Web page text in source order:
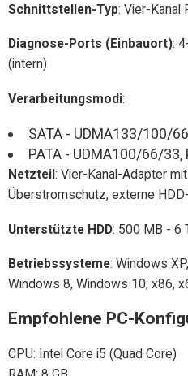
Schnittstellen-Typ: Vier-Kanal
Diagnose-Ports (Einbauort):
(intern)
Verarbeitungsmodi:
SATA - UDMA133/100/
PATA - UDMA100/66/
Netzteil: Vier-Kanal-Adapter
Überstromschutz, externe
Unterstützte HDD: 500 MB - 6
Betriebssysteme: Windows
Windows 8, Windows 10; х86,
Empfohlene PC-
CPU: Intel Core i5 (Quad Core)